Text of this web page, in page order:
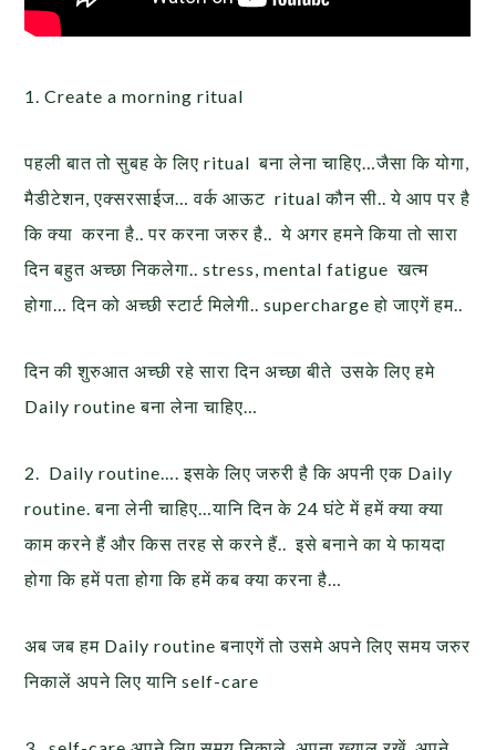
1. Create a morning ritual
पहली बात तो सुबह के लिए ritual बना लेना चाहिए…जैसा कि योगा,
मैडीटेशन, एक्सरसाईज… वर्क आऊट ritual कौन सी.. ये आप पर है
कि क्या करना है.. पर करना जरुर है.. ये अगर हमने किया तो सारा
दिन बहुत अच्छा निकलेगा.. stress, mental fatigue खत्म
होगा… दिन को अच्छी स्टार्ट मिलेगी.. supercharge हो जाएगें हम..
दिन की शुरुआत अच्छी रहे सारा दिन अच्छा बीते उसके लिए हमे
Daily routine बना लेना चाहिए…
2. Daily routine…. इसके लिए जरुरी है कि अपनी एक Daily
routine. बना लेनी चाहिए…यानि दिन के 24 घंटे में हमें क्या क्या
काम करने हैं और किस तरह से करने हैं.. इसे बनाने का ये फायदा
होगा कि हमें पता होगा कि हमें कब क्या करना है…
अब जब हम Daily routine बनाएगें तो उसमे अपने लिए समय जरुर
निकालें अपने लिए यानि self-care